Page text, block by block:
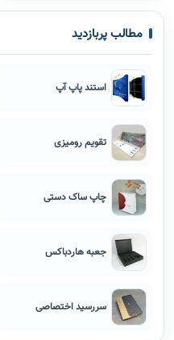
مطالب پربازدید
استند پاپ آپ
تقویم رومیزی
چاپ ساک دستی
جعبه هاردباکس
سررسید اختصاصی